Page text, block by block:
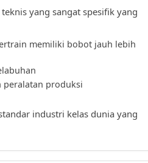
yang sangat spesifik yang
memiliki bobot jauh lebih
produksi
industri kelas dunia yang